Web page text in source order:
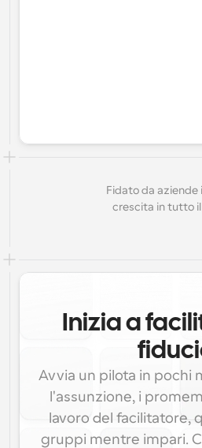
Fidato da aziende
crescita in tutto
Inizia a
Avvia un pilota in pochi
l'assunzione, i
lavoro del facilitatore,
gruppi mentre impari.